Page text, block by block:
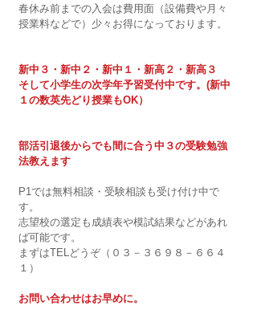
春休み前までの入会は費用面（設備費や月々
授業料などで）少々お得になっております。
新中３・新中２・新中１・新高２・新高３
そして小学生の次学年予習受付中です。(新中
１の数英先どり授業もOK）
部活引退後からでも間に合う中３の受験勉強
法教えます
P1では無料相談・受験相談も受け付け中で
す。
志望校の選定も成績表や模試結果などがあれ
ば可能です。
まずはTELどうぞ（０３－３６９８－６６４
１）
お問い合わせはお早めに。